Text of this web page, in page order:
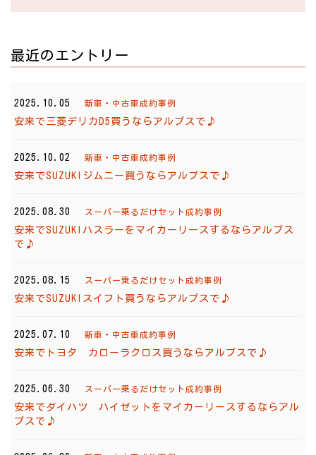
最近のエントリー
2025.10.05 新車・中古車成約事例
安来で三菱デリカD5買うならアルプスで♪
2025.10.02 新車・中古車成約事例
安来でSUZUKIジムニー買うならアルプスで♪
2025.08.30 スーパー乗るだけセット成約事例
安来でSUZUKIハスラーをマイカーリースするならアルプス
で♪
2025.08.15 スーパー乗るだけセット成約事例
安来でSUZUKIスイフト買うならアルプスで♪
2025.07.10 新車・中古車成約事例
安来でトヨタ カローラクロス買うならアルプスで♪
2025.06.30 スーパー乗るだけセット成約事例
安来でダイハツ ハイゼットをマイカーリースするならアル
プスで♪